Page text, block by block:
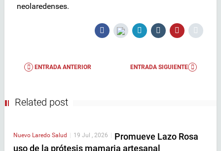
neolaredenses.
ENTRADA ANTERIOR ENTRADA SIGUIENTE
Related post
Nuevo Laredo Salud 19 Jul , 2026
Promueve Lazo Rosa
uso de la prótesis mamaria artesanal